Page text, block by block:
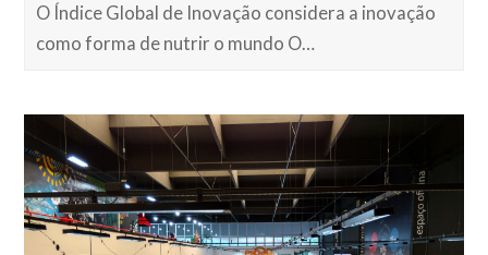
O Índice Global de Inovação considera a inovação
como forma de nutrir o mundo O…